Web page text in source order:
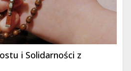
i Solidarności z